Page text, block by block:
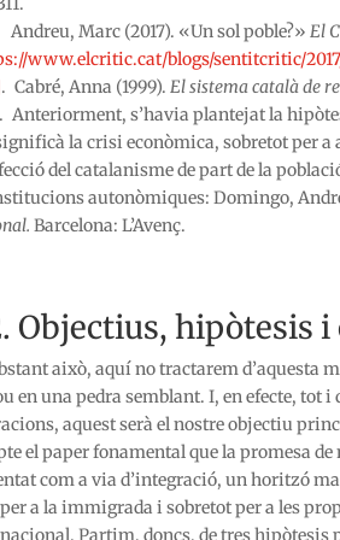
Andreu, Marc (2017). «Un sol poble?»El
www.elcritic.cat/blogs/sentitcritic/
. Cabré, Anna (1999).El sistema català de
. Anteriorment, s’havia plantejat la
la crisi econòmica, sobretot per
del catalanisme de part de la
autonòmiques: Domingo,
Barcelona: L’Avenç.
Objectius, hipòtesis
això, aquí no tractarem d’aquesta
en una pedra semblant. I, en efecte, tot
aquest serà el nostre objectiu
el paper fonamental que la promesa
com a via d’integració, un horitzó
a la immigrada i sobretot per a les
Partim, doncs, de tres hipòtesis